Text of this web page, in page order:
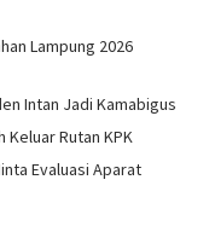
Lampung 2026
Intan Jadi Kamabigus
Rutan KPK
Evaluasi Aparat